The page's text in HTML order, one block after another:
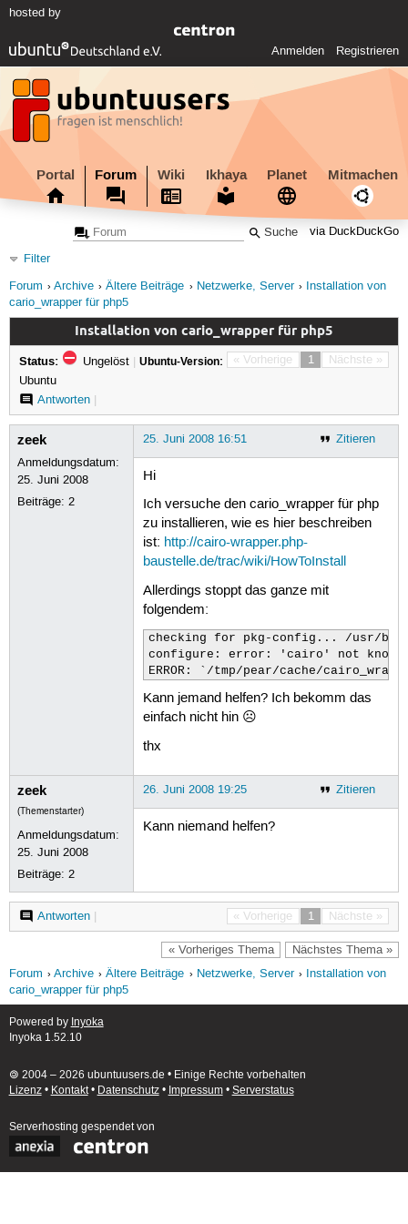
hosted by
Anmelden Registrieren
Portal Forum Wiki Ikhaya Planet Mitmachen
via DuckDuckGo
Filter
Forum
Archive Ältere Beiträge Netzwerke, Server
Installation von
cario_wrapper für php5
Installation von cario_wrapper für php5
« Vorherige 1 Nächste »
Status: Ungelöst | Ubuntu-Version:
Ubuntu
Antworten|
zeek
Anmeldungsdatum:
25. Juni 2008
Beiträge:2
Zitieren
25. Juni 2008 16:51
Hi
Ich versuche den cario_wrapper für php
zu installieren, wie es hier beschreiben
ist: http://cairo-wrapper.php-
baustelle.de/trac/wiki/HowToInstall
Allerdings stoppt das ganze mit
folgendem:
checking for pkg-config... /usr/bin/
configure: error: 'cairo' not known
ERROR: `/tmp/pear/cache/
Kann jemand helfen? Ich bekomm das
einfach nicht hin ☹
thx
zeek
(Themenstarter)
Anmeldungsdatum:
25. Juni 2008
Beiträge:2
Zitieren
26. Juni 2008 19:25
Kann niemand helfen?
« Vorherige 1 Nächste »
Antworten|
« Vorheriges Thema Nächstes Thema »
Forum Archive Ältere Beiträge Netzwerke, Server
Installation von
cario_wrapper für php5
Powered by Inyoka
Inyoka 1.52.10
🄯 2004 – 2026 ubuntuusers.de • Einige Rechte vorbehalten
Lizenz• Kontakt• Datenschutz• Impressum• Serverstatus
Serverhosting gespendet von